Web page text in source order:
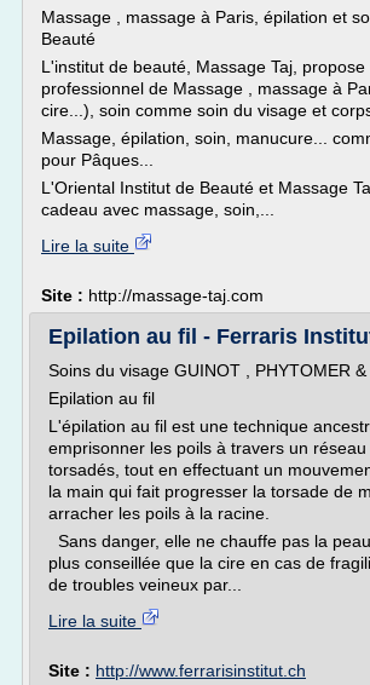
Massage , massage à Paris, épilation et
Beauté
L'institut de beauté, Massage Taj,
professionnel de Massage , massage à
cire...), soin comme soin du visage et
Massage, épilation, soin, manucure...
pour Pâques...
L'Oriental Institut de Beauté et Massage
cadeau avec massage, soin,...
Lire la suite
Site : http://massage-taj.com
Epilation au fil - Ferraris
Soins du visage GUINOT , PHYTOMER
Epilation au fil
L'épilation au fil est une technique
emprisonner les poils à travers un
torsadés, tout en effectuant un
la main qui fait progresser la torsade de
arracher les poils à la racine.
Sans danger, elle ne chauffe pas la
plus conseillée que la cire en cas de
de troubles veineux par...
Lire la suite
Site : http://www.ferrarisinstitut.ch